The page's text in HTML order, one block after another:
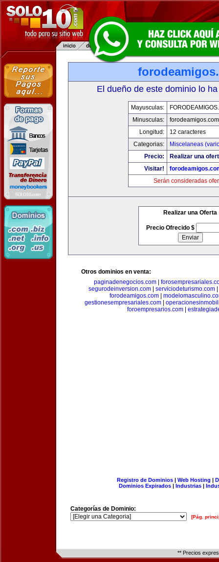
El dueño de este dominio lo
Mayusculas:
Minusculas:
forodeamigos.com
Longitud:
12 caracteres
Categorias:
Miscelaneas
Precio:
Realizar una
Visitar!
Serán consideradas
Realizar una Oferta
Precio Ofrecido $
Otros dominios en venta:
paginadenegocios.com
segurodeinversion.com| serviciodeturismo.com|
forodeamigos.com
gestionesempresariales.com
foroempresarios.com
Registro de Dominios| Web Hosting |
Dominios Expirados | Industrias |
Categorías de Dominio:
[Pág.
** Precios